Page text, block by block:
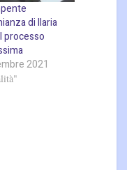
di Ilaria
processo
2021